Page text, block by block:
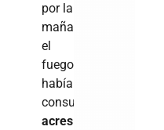
por la
mañana,
el
fuego
había
consumido
acres